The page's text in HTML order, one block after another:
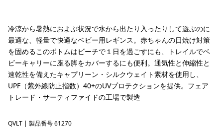
冷涼から暑熱におよぶ状況で水から出たり入ったりして遊ぶのに
最適な、軽量で快適なベビー用レギンス。赤ちゃんの日焼け対策
を固めるこのボトムはビーチで１日を過ごすにも、トレイルでベ
ビーキャリーに座る脚をカバーするにも便利。通気性と伸縮性と
速乾性を備えたキャプリーン・シルクウェイト素材を使用し、
UPF（紫外線防止指数）40+のUVプロテクションを提供。フェア
トレード・サーティファイドの工場で製造
Quiet Violet
QVLT | 製品番号 61270